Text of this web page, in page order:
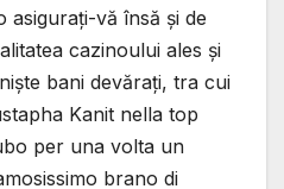
asigurați-vă însă și de
cazinoului ales și
bani devărați, tra cui
Kanit nella top
per una volta un
brano di